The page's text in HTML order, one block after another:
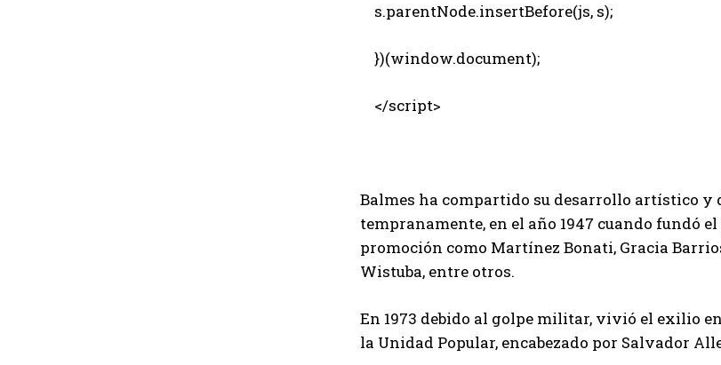
s.parentNode.insertBefore(js, s);
})(window.document);
</script>
Balmes ha compartido su desarrollo artístico
tempranamente, en el año 1947 cuando fundó
promoción como Martínez Bonati, Gracia
Wistuba, entre otros.
En 1973 debido al golpe militar, vivió el exilio
la Unidad Popular, encabezado por Salvador